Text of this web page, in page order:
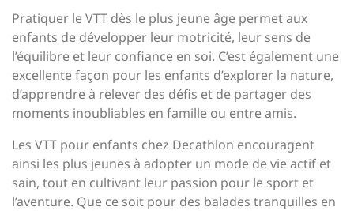
Pratiquer le VTT dès le plus jeune âge permet aux
enfants de développer leur motricité, leur sens de
l’équilibre et leur confiance en soi. C’est également une
excellente façon pour les enfants d’explorer la nature,
d’apprendre à relever des défis et de partager des
moments inoubliables en famille ou entre amis.
Les VTT pour enfants chez Decathlon encouragent
ainsi les plus jeunes à adopter un mode de vie actif et
sain, tout en cultivant leur passion pour le sport et
l’aventure. Que ce soit pour des balades tranquilles en